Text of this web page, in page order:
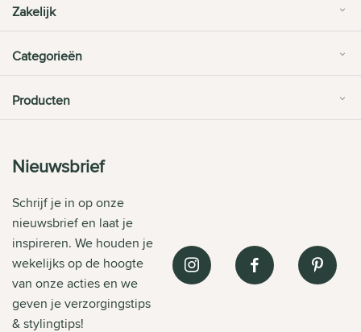
Zakelijk
Categorieën
Producten
Nieuwsbrief
Schrijf je in op onze
nieuwsbrief en laat je
inspireren. We houden je
wekelijks op de hoogte
van onze acties en we
geven je verzorgingstips
& stylingtips!